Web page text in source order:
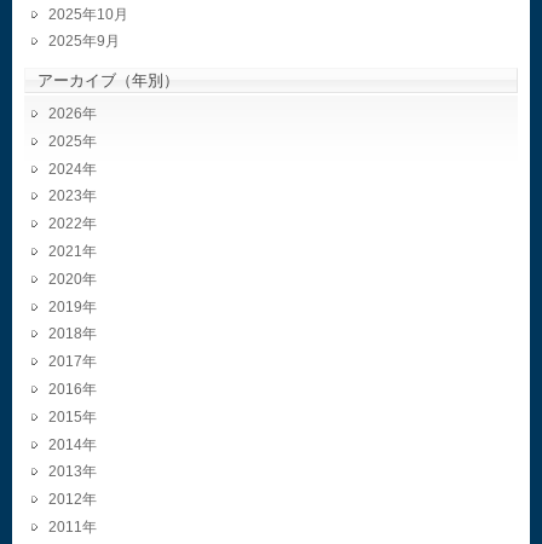
2025年10月
2025年9月
アーカイブ（年別）
2026
2025
2024
2023
2022
2021
2020
2019
2018
2017
2016
2015
2014
2013
2012
2011